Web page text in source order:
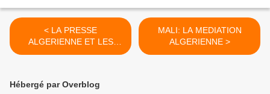
< LA PRESSE
ALGERIENNE ET LES
MANIFESTATIONS D'HIER
MALI: LA MEDIATION
ALGERIENNE >
Hébergé par Overblog